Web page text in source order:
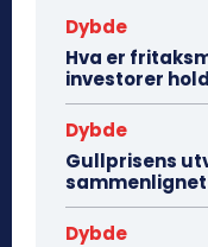
Dybde
Hva er
investorer
Dybde
Gullprisens
Dybde